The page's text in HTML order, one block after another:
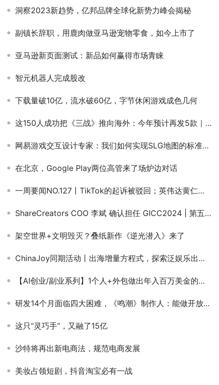
洞察2023新趋势，亿邦品牌全球化新势力峰会揭秘
副镇长辞职，用鹿肉做亚马逊宠物零食，如今上市了
亚马逊新页面测试：新品如何赢得市场青睐
智元机器人完成股改
下载量破10亿，流水破60亿，字节休闲游戏成色几何
这150人成功把《三战》推向海外：今年预计再发5款｜游戏鹰眼
网易游戏交互设计专家：我们如何实现SLG地图的标准化生产
在北京，Google Play两位高管来了场炉边对话
一周要闻NO.127丨TikTok的起诉被驳回；英伟达黄仁勋被曝避税80亿美元；腾讯拿下库洛51%股权；多款社交应用在海外下架
ShareCreators COO 李斌 确认担任 GICC2024 | 第五届全球互联网产业CEO大会主峰会圆桌嘉宾！
架空世界+文明毁灭？叠纸新作《逆光潜入》来了
ChinaJoy同期活动丨出海增量方程式，探索泛娱乐出海的多维融合增长——泛娱乐出海企业高层闭门会，洞见全球浪潮，解锁出海密钥！
【AI创业/副业系列】1个人+外包做出年入百万美金的产品
研发14个月面临四大困难，《鸣潮》制作人：能做开放世界的人才太少了
这只“灵巧手”，又融了15亿
沙特将再出新电商法，规范电商发展
美妆占领短剧，抖音淘宝必有一战